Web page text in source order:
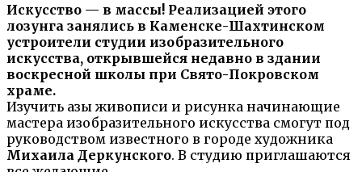
Искусство — в массы! Реализацией этого
лозунга занялись в Каменске-Шахтинском
устроители студии изобразительного
искусства, открывшейся недавно в здании
воскресной школы при Свято-Покровском
храме.
Изучить азы живописи и рисунка начинающие
мастера изобразительного искусства смогут под
руководством известного в городе художника
Михаила Деркунского. В студию приглашаются